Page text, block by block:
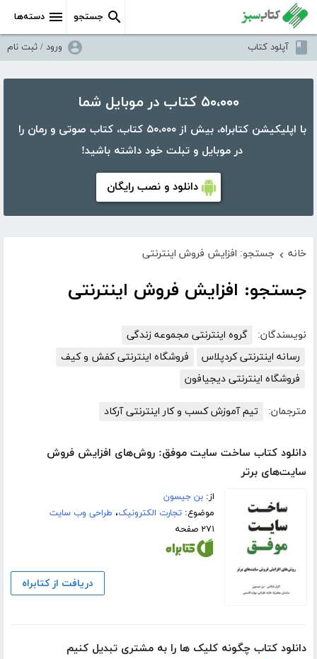
دسته‌ها جستجو
آپلود کتاب ورود / ثبت نام
۵۰،۰۰۰ کتاب در موبایل شما
با اپلیکیشن کتابراه، بیش از ۵۰،۰۰۰ کتاب، کتاب صوتی و رمان را
در موبایل و تبلت خود داشته باشید!
دانلود و نصب رایگان
خانه › جستجو: افزایش فروش اینترنتی
جستجو: افزایش فروش اینترنتی
نویسندگان:
گروه اینترنتی مجموعه زندگی
رسانه اینترنتی کردپلاس
فروشگاه اینترنتی کفش و کیف
فروشگاه اینترنتی دیجیافون
مترجمان: تیم آموزش کسب و کار اینترنتی آرکاد
دانلود کتاب ساخت سایت موفق: روش‌های افزایش فروش
سایت‌های برتر
از:بن جیسون
موضوع:تجارت الکترونیک، طراحی وب سایت
۲۷۱ صفحه
دریافت از کتابراه
دانلود کتاب چگونه کلیک ها را به مشتری تبدیل کنیم